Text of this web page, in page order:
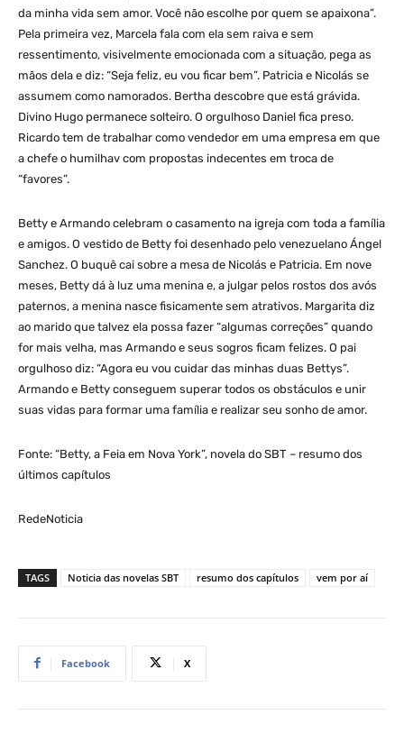
da minha vida sem amor. Você não escolhe por quem se apaixona”.
Pela primeira vez, Marcela fala com ela sem raiva e sem
ressentimento, visivelmente emocionada com a situação, pega as
mãos dela e diz: “Seja feliz, eu vou ficar bem”. Patricia e Nicolás se
assumem como namorados. Bertha descobre que está grávida.
Divino Hugo permanece solteiro. O orgulhoso Daniel fica preso.
Ricardo tem de trabalhar como vendedor em uma empresa em que
a chefe o humilhav com propostas indecentes em troca de
“favores”.
Betty e Armando celebram o casamento na igreja com toda a família
e amigos. O vestido de Betty foi desenhado pelo venezuelano Ángel
Sanchez. O buquê cai sobre a mesa de Nicolás e Patricia. Em nove
meses, Betty dá à luz uma menina e, a julgar pelos rostos dos avós
paternos, a menina nasce fisicamente sem atrativos. Margarita diz
ao marido que talvez ela possa fazer “algumas correções” quando
for mais velha, mas Armando e seus sogros ficam felizes. O pai
orgulhoso diz: “Agora eu vou cuidar das minhas duas Bettys”.
Armando e Betty conseguem superar todos os obstáculos e unir
suas vidas para formar uma família e realizar seu sonho de amor.
Fonte: “Betty, a Feia em Nova York”, novela do SBT – resumo dos
últimos capítulos
RedeNoticia
TAGS Noticia das novelas SBT resumo dos capítulos vem por aí
Facebook X